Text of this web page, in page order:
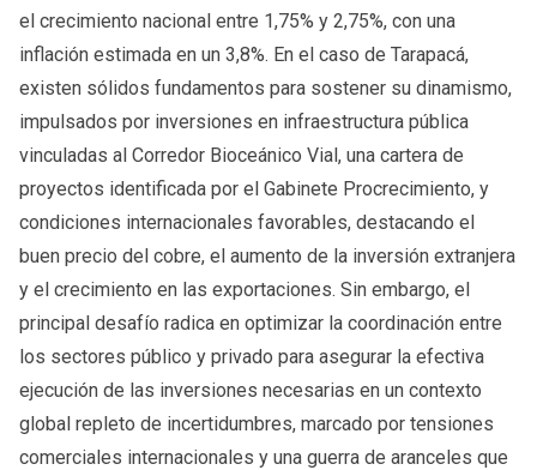
el crecimiento nacional entre 1,75% y 2,75%, con una
inflación estimada en un 3,8%. En el caso de Tarapacá,
existen sólidos fundamentos para sostener su dinamismo,
impulsados por inversiones en infraestructura pública
vinculadas al Corredor Bioceánico Vial, una cartera de
proyectos identificada por el Gabinete Procrecimiento, y
condiciones internacionales favorables, destacando el
buen precio del cobre, el aumento de la inversión extranjera
y el crecimiento en las exportaciones. Sin embargo, el
principal desafío radica en optimizar la coordinación entre
los sectores público y privado para asegurar la efectiva
ejecución de las inversiones necesarias en un contexto
global repleto de incertidumbres, marcado por tensiones
comerciales internacionales y una guerra de aranceles que